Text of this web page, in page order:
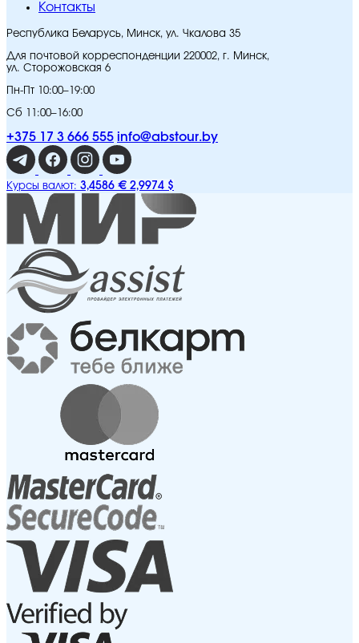
Контакты
Республика Беларусь, Минск, ул. Чкалова 35
Для почтовой корреспонденции 220002, г. Минск,
ул. Сторожовская 6
Пн-Пт 10:00–19:00
Сб 11:00–16:00
+375 17 3 666 555 info@abstour.by
Курсы валют: 3,4586 € 2,9974 $